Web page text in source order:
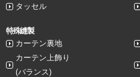
タッセル
特殊縫製
カーテン裏地
カーテン上飾り
(バランス)